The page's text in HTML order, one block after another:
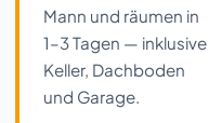
Mann und räumen in
1–3 Tagen — inklusive
Keller, Dachboden
und Garage.